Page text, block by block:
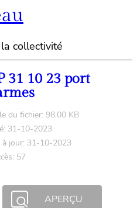
collectivité
31 10 23 port
du fichier: 98.00 KB
31-10-2023
à jour: 31-10-2023
57
APERÇU